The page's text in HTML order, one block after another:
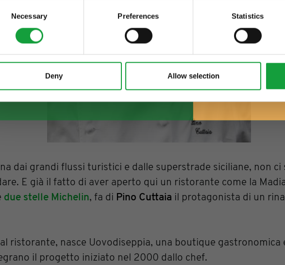
Necessary Preferences Statistics
Deny Allow selection
dai grandi flussi turistici e dalle superstrade siciliane, non ci
E già il fatto di aver aperto qui un ristorante come la
due stelle Michelin, fa di Pino Cuttaia il protagonista di un
ristorante, nasce Uovodiseppia, una boutique gastronomica
il progetto iniziato nel 2000 dallo chef.